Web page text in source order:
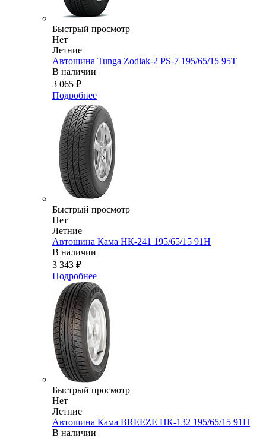
Быстрый просмотр
Нет
Летние
Автошина Tunga Zodiak-2 PS-7 195/65/15 95T
В наличии
3 065 ₽
Подробнее
Быстрый просмотр
Нет
Летние
Автошина Кама НК-241 195/65/15 91Н
В наличии
3 343 ₽
Подробнее
Быстрый просмотр
Нет
Летние
Автошина Кама BREEZE НК-132 195/65/15 91H
В наличии